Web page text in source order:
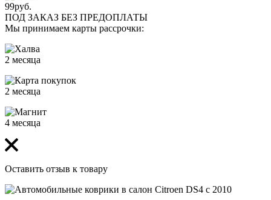
99руб.
ПОД ЗАКАЗ БЕЗ ПРЕДОПЛАТЫ
Мы принимаем карты рассрочки:
2 месяца
2 месяца
4 месяца
Оставить отзыв к товару